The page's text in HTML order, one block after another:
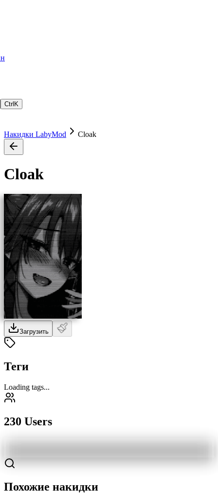
Ctrl K
Накидки LabyMod Cloak
Cloak
Загрузить
Теги
Loading tags...
230 Users
Похожие накидки